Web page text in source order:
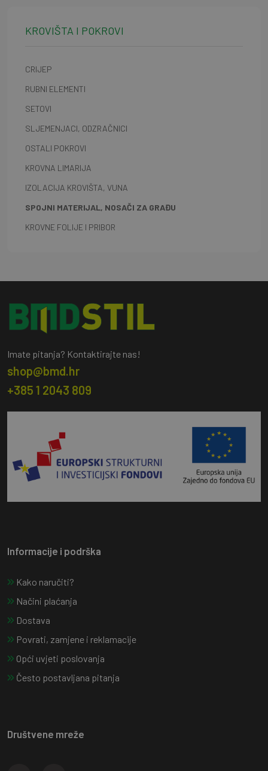
KROVIŠTA I POKROVI
CRIJEP
RUBNI ELEMENTI
SETOVI
SLJEMENJACI, ODZRAČNICI
OSTALI POKROVI
KROVNA LIMARIJA
IZOLACIJA KROVIŠTA, VUNA
SPOJNI MATERIJAL, NOSAČI ZA GRAĐU
KROVNE FOLIJE I PRIBOR
Imate pitanja? Kontaktirajte nas!
shop@bmd.hr
+385 1 2043 809
Informacije i podrška
Kako naručiti?
Načini plaćanja
Dostava
Povrati, zamjene i reklamacije
Opći uvjeti poslovanja
Često postavljana pitanja
Društvene mreže